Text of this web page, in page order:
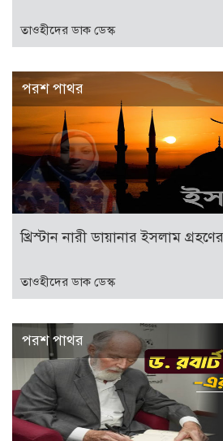
তাওহীদের ডাক ডেস্ক
পরশ পাথর
খ্রিস্টান নারী ডায়ানার ইসলাম
তাওহীদের ডাক ডেস্ক
পরশ পাথর